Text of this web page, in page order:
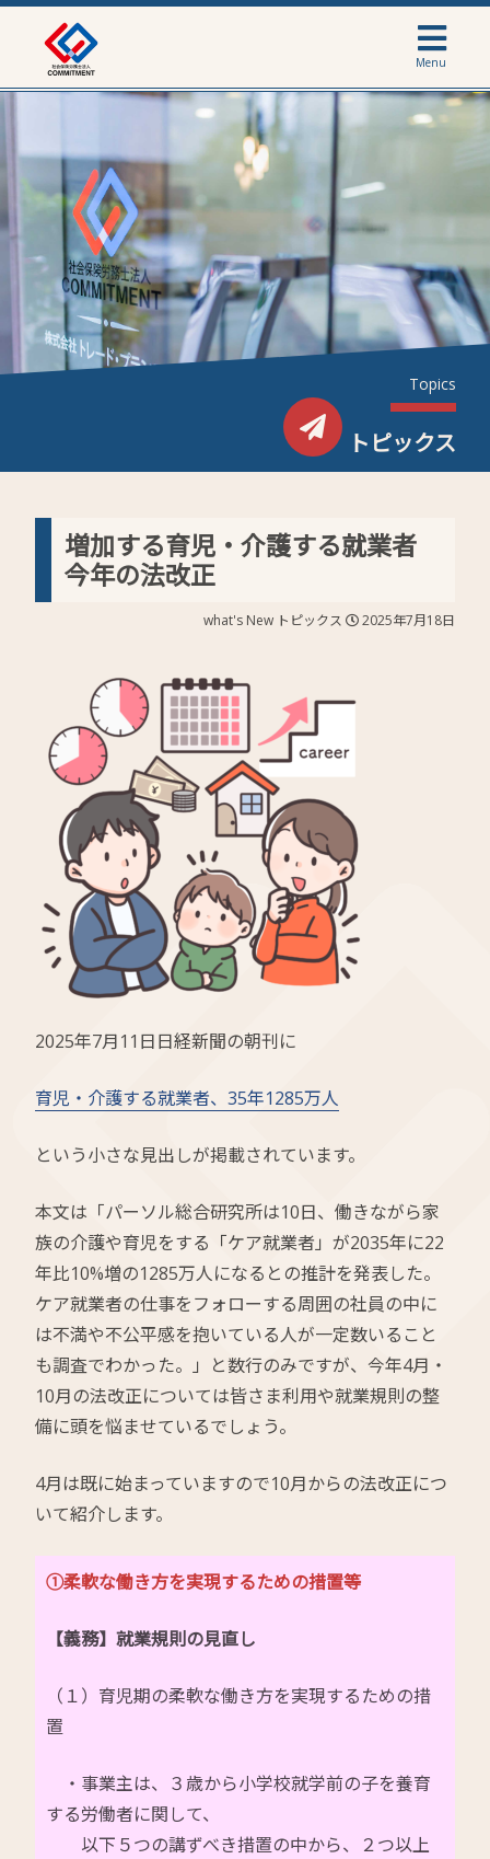
Menu
Topics
トピックス
増加する育児・介護する就業者
今年の法改正
what's New トピックス 2025年7月18日
2025年7月11日日経新聞の朝刊に
育児・介護する就業者、35年1285万人
という小さな見出しが掲載されています。
本文は「パーソル総合研究所は10日、働きながら家
族の介護や育児をする「ケア就業者」が2035年に22
年比10%増の1285万人になるとの推計を発表した。
ケア就業者の仕事をフォローする周囲の社員の中に
は不満や不公平感を抱いている人が一定数いること
も調査でわかった。」と数行のみですが、今年4月・
10月の法改正については皆さま利用や就業規則の整
備に頭を悩ませているでしょう。
4月は既に始まっていますので10月からの法改正につ
いて紹介します。
①柔軟な働き方を実現するための措置等
【義務】就業規則の見直し
（１）育児期の柔軟な働き方を実現するための措
置
・事業主は、３歳から小学校就学前の子を養育
する労働者に関して、
以下５つの講ずべき措置の中から、２つ以上